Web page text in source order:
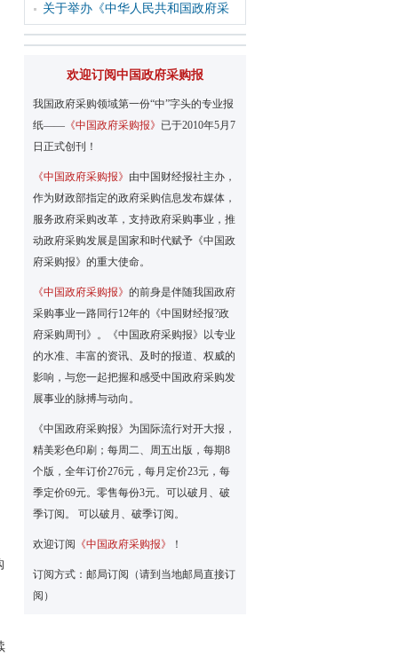
关于举办《中华人民共和国政府采
欢迎订阅中国政府采购报
我国政府采购领域第一份“中”字头的专业报
纸—— 《中国政府采购报》 已于2010年5月7
日正式创刊！
《中国政府采购报》 由中国财经报社主办，
作为财政部指定的政府采购信息发布媒体，
服务政府采购改革，支持政府采购事业，推
动政府采购发展是国家和时代赋予《中国政
府采购报》的重大使命。
《中国政府采购报》 的前身是伴随我国政府
采购事业一路同行12年的《中国财经报?政
府采购周刊》。《中国政府采购报》以专业
的水准、丰富的资讯、及时的报道、权威的
影响，与您一起把握和感受中国政府采购发
展事业的脉搏与动向。
《中国政府采购报》为国际流行对开大报，
精美彩色印刷；每周二、周五出版，每期8
个版，全年订价276元，每月定价23元，每
季定价69元。零售每份3元。可以破月、破
季订阅。 可以破月、破季订阅。
欢迎订阅 《中国政府采购报》 ！
订阅方式：邮局订阅（请到当地邮局直接订
阅）